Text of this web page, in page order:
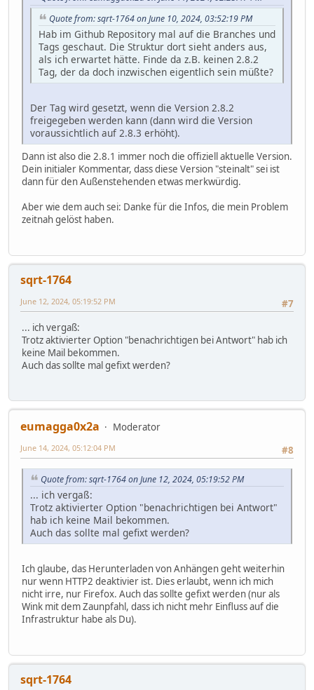
Quote from: sqrt-1764 on June 10, 2024, 03:52:19 PM
Hab im Github Repository mal auf die Branches und
Tags geschaut. Die Struktur dort sieht anders aus,
als ich erwartet hätte. Finde da z.B. keinen 2.8.2
Tag, der da doch inzwischen eigentlich sein müßte?
Der Tag wird gesetzt, wenn die Version 2.8.2
freigegeben werden kann (dann wird die Version
voraussichtlich auf 2.8.3 erhöht).
Dann ist also die 2.8.1 immer noch die offiziell aktuelle Version.
Dein initialer Kommentar, dass diese Version "steinalt" sei ist
dann für den Außenstehenden etwas merkwürdig.
Aber wie dem auch sei: Danke für die Infos, die mein Problem
zeitnah gelöst haben.
sqrt-1764
#7
June 12, 2024, 05:19:52 PM
... ich vergaß:
Trotz aktivierter Option "benachrichtigen bei Antwort" hab ich
keine Mail bekommen.
Auch das sollte mal gefixt werden?
eumagga0x2a
Moderator
#8
June 14, 2024, 05:12:04 PM
Quote from: sqrt-1764 on June 12, 2024, 05:19:52 PM
... ich vergaß:
Trotz aktivierter Option "benachrichtigen bei Antwort"
hab ich keine Mail bekommen.
Auch das sollte mal gefixt werden?
Ich glaube, das Herunterladen von Anhängen geht weiterhin
nur wenn HTTP2 deaktivier ist. Dies erlaubt, wenn ich mich
nicht irre, nur Firefox. Auch das sollte gefixt werden (nur als
Wink mit dem Zaunpfahl, dass ich nicht mehr Einfluss auf die
Infrastruktur habe als Du).
sqrt-1764